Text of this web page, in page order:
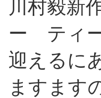
川村毅新
ー ティ
迎えるに
ますます